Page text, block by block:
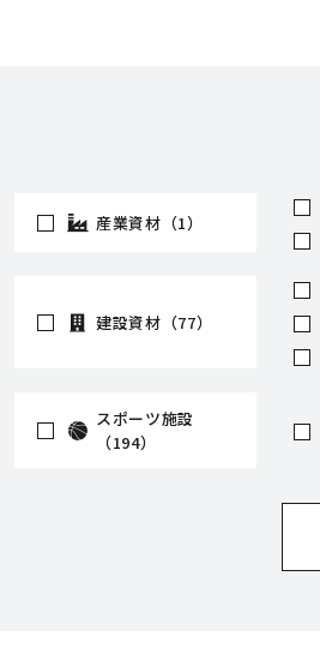
産業資材（1）
建設資材（77）
スポーツ施設
（194）